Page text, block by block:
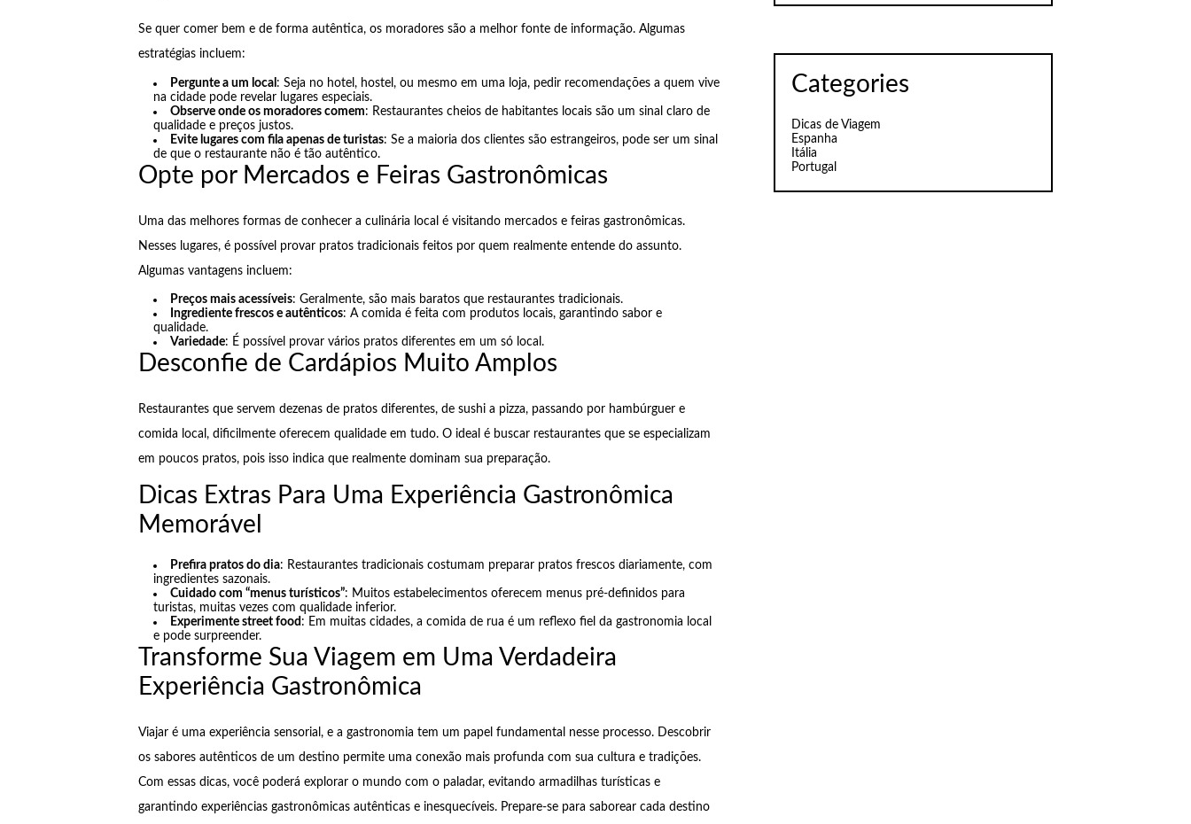
Se quer comer bem e de forma autêntica, os moradores são a melhor fonte de informação. Algumas
estratégias incluem:
Pergunte a um local : Seja no hotel, hostel, ou mesmo em uma loja, pedir recomendações a quem vive
na cidade pode revelar lugares especiais.
Observe onde os moradores comem: Restaurantes cheios de habitantes locais são um sinal claro de
qualidade e preços justos.
Evite lugares com fila apenas de turistas: Se a maioria dos clientes são estrangeiros, pode ser um sinal
de que o restaurante não é tão autêntico.
Opte por Mercados e Feiras Gastronômicas
Uma das melhores formas de conhecer a culinária local é visitando mercados e feiras gastronômicas.
Nesses lugares, é possível provar pratos tradicionais feitos por quem realmente entende do assunto.
Algumas vantagens incluem:
Preços mais acessíveis: Geralmente, são mais baratos que restaurantes tradicionais.
Ingrediente frescos e autênticos: A comida é feita com produtos locais, garantindo sabor e
qualidade.
Variedade: É possível provar vários pratos diferentes em um só local.
Desconfie de Cardápios Muito Amplos
Restaurantes que servem dezenas de pratos diferentes, de sushi a pizza, passando por hambúrguer e
comida local, dificilmente oferecem qualidade em tudo. O ideal é buscar restaurantes que se especializam
em poucos pratos, pois isso indica que realmente dominam sua preparação.
Dicas Extras Para Uma Experiência Gastronômica
Memorável
Prefira pratos do dia: Restaurantes tradicionais costumam preparar pratos frescos diariamente, com
ingredientes sazonais.
Cuidado com “menus turísticos”: Muitos estabelecimentos oferecem menus pré-definidos para
turistas, muitas vezes com qualidade inferior.
Experimente street food : Em muitas cidades, a comida de rua é um reflexo fiel da gastronomia local
e pode surpreender.
Transforme Sua Viagem em Uma Verdadeira
Experiência Gastronômica
Viajar é uma experiência sensorial, e a gastronomia tem um papel fundamental nesse processo. Descobrir
os sabores autênticos de um destino permite uma conexão mais profunda com sua cultura e tradições.
Com essas dicas, você poderá explorar o mundo com o paladar, evitando armadilhas turísticas e
garantindo experiências gastronômicas autênticas e inesquecíveis. Prepare-se para saborear cada destino
Categories
Dicas de Viagem
Espanha
Itália
Portugal